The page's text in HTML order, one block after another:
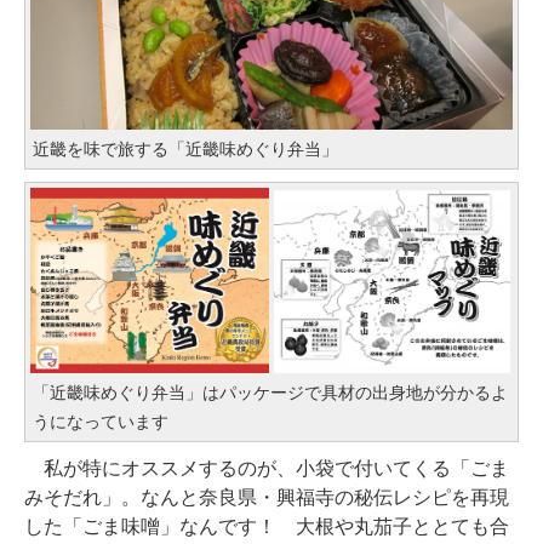
近畿を味で旅する「近畿味めぐり弁当」
「近畿味めぐり弁当」はパッケージで具材の出身地が分かるよ
うになっています
私が特にオススメするのが、小袋で付いてくる「ごま
みそだれ」。なんと奈良県・興福寺の秘伝レシピを再現
した「ごま味噌」なんです！ 大根や丸茄子ととても合